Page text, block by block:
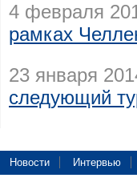
4 февраля
рамках
23 января
следующий
Новости Интервью